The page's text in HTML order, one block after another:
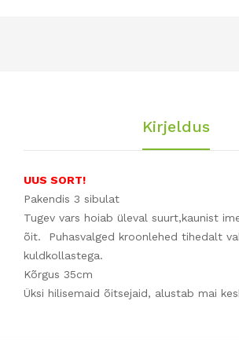
Kirjeldus
UUS SORT!
Pakendis 3 sibulat
Tugev vars hoiab üleval suurt,kaunist
õit. Puhasvalged kroonlehed tihedalt
kuldkollastega.
Kõrgus 35cm
Üksi hilisemaid õitsejaid, alustab mai